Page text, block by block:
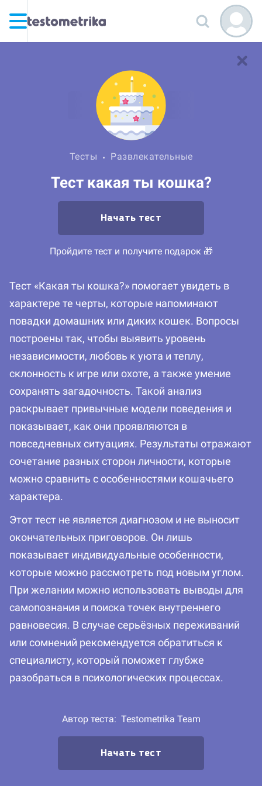
Тесты Развлекательные
Тест какая ты кошка?
Начать тест
Пройдите тест и получите подарок 🎁
Тест «Какая ты кошка?» помогает увидеть в
характере те черты, которые напоминают
повадки домашних или диких кошек. Вопросы
построены так, чтобы выявить уровень
независимости, любовь к уюта и теплу,
склонность к игре или охоте, а также умение
сохранять загадочность. Такой анализ
раскрывает привычные модели поведения и
показывает, как они проявляются в
повседневных ситуациях. Результаты отражают
сочетание разных сторон личности, которые
можно сравнить с особенностями кошачьего
характера.
Этот тест не является диагнозом и не выносит
окончательных приговоров. Он лишь
показывает индивидуальные особенности,
которые можно рассмотреть под новым углом.
При желании можно использовать выводы для
самопознания и поиска точек внутреннего
равновесия. В случае серьёзных переживаний
или сомнений рекомендуется обратиться к
специалисту, который поможет глубже
разобраться в психологических процессах.
Автор теста: Testometrika Team
Начать тест